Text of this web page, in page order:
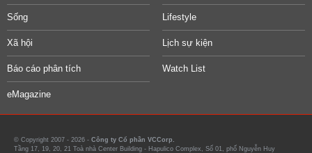
Sống Lifestyle
Xã hội Lịch sự kiện
Báo cáo phân tích Watch List
eMagazine
© Copyright 2007 - 2026 - Công ty Cổ phần VCCorp.
Tầng 17, 19, 20, 21 Toà nhà Center Building - Hapulico Complex, Số 01, phố Nguyễn Huy